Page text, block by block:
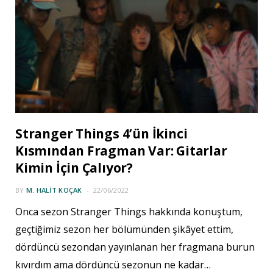
Stranger Things 4’ün İkinci
Kısmından Fragman Var: Gitarlar
Kimin İçin Çalıyor?
BY M. HALIT KOÇAK 22/06/2022
Onca sezon Stranger Things hakkında konuştum,
geçtiğimiz sezon her bölümünden şikâyet ettim,
dördüncü sezondan yayınlanan her fragmana burun
kıvırdım ama dördüncü sezonun ne kadar…